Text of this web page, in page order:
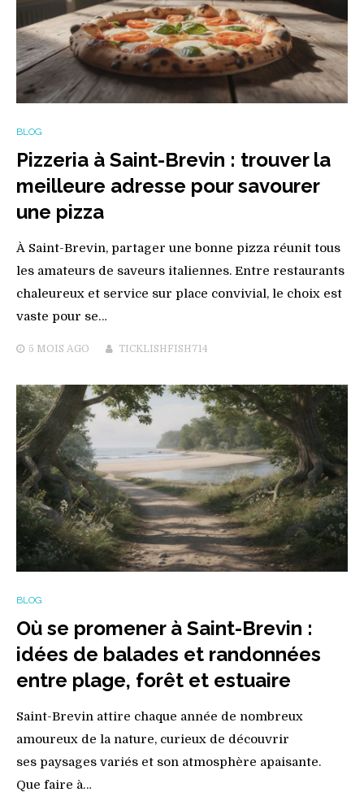
BLOG
Pizzeria à Saint-Brevin : trouver la
meilleure adresse pour savourer
une pizza
À Saint-Brevin, partager une bonne pizza réunit tous
les amateurs de saveurs italiennes. Entre restaurants
chaleureux et service sur place convivial, le choix est
vaste pour se…
5 MOIS AGO TICKLISHFISH714
BLOG
Où se promener à Saint-Brevin :
idées de balades et randonnées
entre plage, forêt et estuaire
Saint-Brevin attire chaque année de nombreux
amoureux de la nature, curieux de découvrir
ses paysages variés et son atmosphère apaisante.
Que faire à…